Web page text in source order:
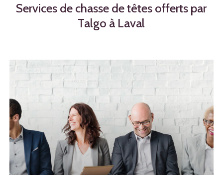
Services de chasse detêtes offerts par
Talgo à Laval
Learn